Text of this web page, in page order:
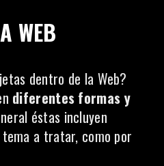
WEB
dentro de la Web?
diferentes formas y
éstas incluyen
a tratar, como por